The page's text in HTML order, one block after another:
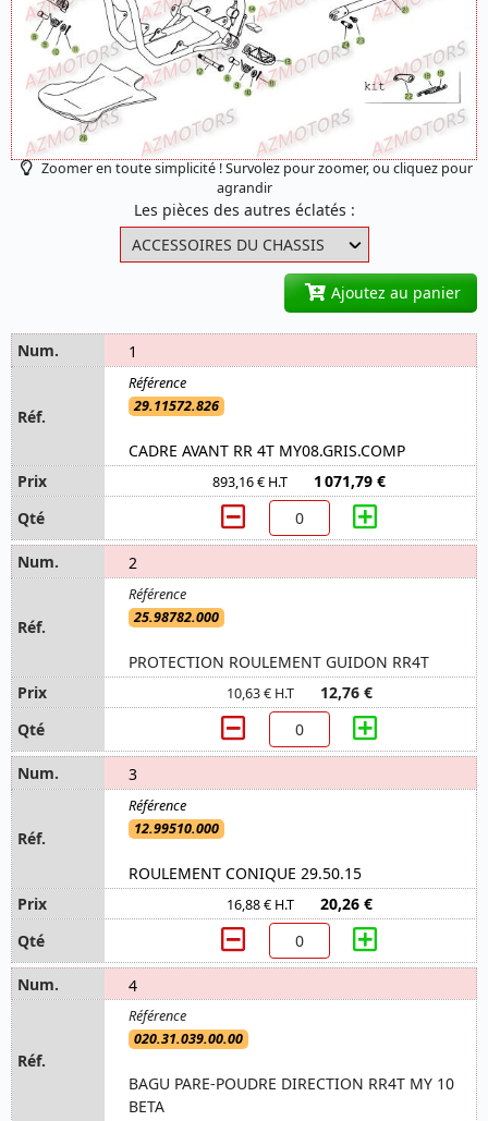
Zoomer en toute simplicité ! Survolez pour zoomer, ou cliquez pour
agrandir
Les pièces des autres éclatés :
Ajoutez au panier
1
29.11572.826
CADRE AVANT RR 4T MY08.GRIS.COMP
893,16 € H.T 1 071,79 €
2
25.98782.000
PROTECTION ROULEMENT GUIDON RR4T
10,63 € H.T 12,76 €
3
12.99510.000
ROULEMENT CONIQUE 29.50.15
16,88 € H.T 20,26 €
4
020.31.039.00.00
BAGU PARE-POUDRE DIRECTION RR4T MY 10
BETA